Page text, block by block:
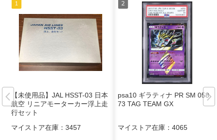
【未使用品】JAL HSST-03 日本
航空 リニアモーターカー浮上走
行セット
マイストア在庫： 3457
psa10 ギラティナ PR SM 058/1
73 TAG TEAM GX
マイストア在庫： 4065